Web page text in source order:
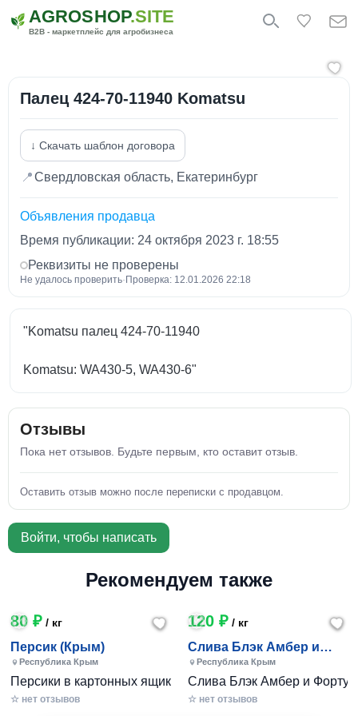
AGROSHOP.SITE
B2B - маркетплейс для агробизнеса
Палец 424-70-11940 Komatsu
↓ Скачать шаблон договора
📍Свердловская область, Екатеринбург
Объявления продавца
Время публикации: 24 октября 2023 г. 18:55
Реквизиты не проверены
Не удалось проверить· Проверка: 12.01.2026 22:18
"Komatsu палец 424-70-11940
Komatsu: WA430-5, WA430-6"
Отзывы
Пока нет отзывов. Будьте первым, кто оставит отзыв.
Оставить отзыв можно после переписки с продавцом.
Войти, чтобы написать
Рекомендуем также
80 ₽ / кг
Персик (Крым)
Республика Крым
Персики в картонных ящиках по 7-10 кг. Цена 80-200 руб
☆ нет отзывов
120 ₽/ кг
Слива Блэк Амбер и
Фортуна (Крым)
Республика Крым
Слива Блэк Амбер и
☆ нет отзывов